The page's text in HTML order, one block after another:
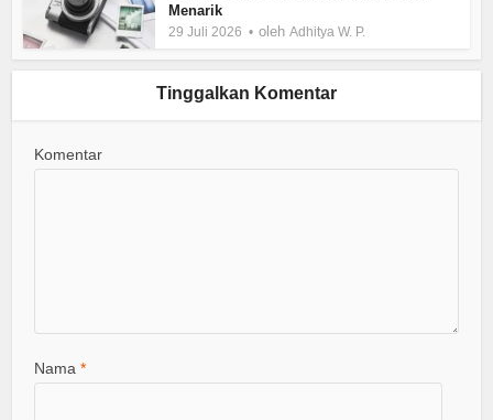
Menarik
29 Juli 2026 olehAdhitya W. P.
Tinggalkan Komentar
Komentar
Nama*